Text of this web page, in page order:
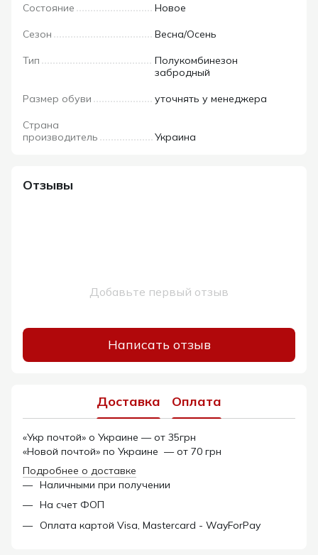
Состояние Новое
Сезон Весна/Осень
Тип
Полукомбинезон
забродный
Размер обуви уточнять у менеджера
Страна
производитель
Украина
Отзывы
Добавьте первый отзыв
Написать отзыв
Доставка Оплата
«Укр почтой» о Украине — от 35грн
«Новой почтой» по Украине — от 70 грн
Подробнее о доставке
Наличными при получении
На счет ФОП
Оплата картой Visa, Mastercard - WayForPay